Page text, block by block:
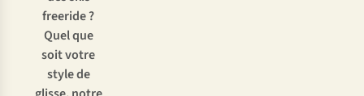
freeride ?
Quel que
soit votre
style de